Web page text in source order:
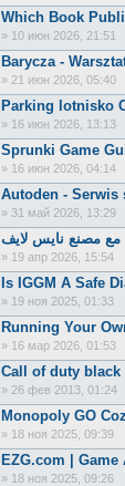
Which Book
» 10 июн 2026, 21:51
Barycza -
» 21 июн 2026, 05:40
Parking lotnisko
» 16 июн 2026, 13:13
Sprunki Game
» 16 июн 2026, 04:14
Autoden - Serwis
» 31 май 2026, 13:29
مع مصنع نايس لايف
» 19 апр 2026, 15:54
Is IGGM A Safe
» 19 ноя 2025, 01:33
Running Your
» 16 мар 2026, 01:53
Call of duty black
» 26 фев 2013, 01:24
Monopoly GO
» 18 ноя 2025, 09:39
EZG.com |
» 18 ноя 2025, 09:26